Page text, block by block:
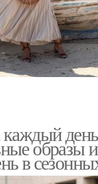
образы
в